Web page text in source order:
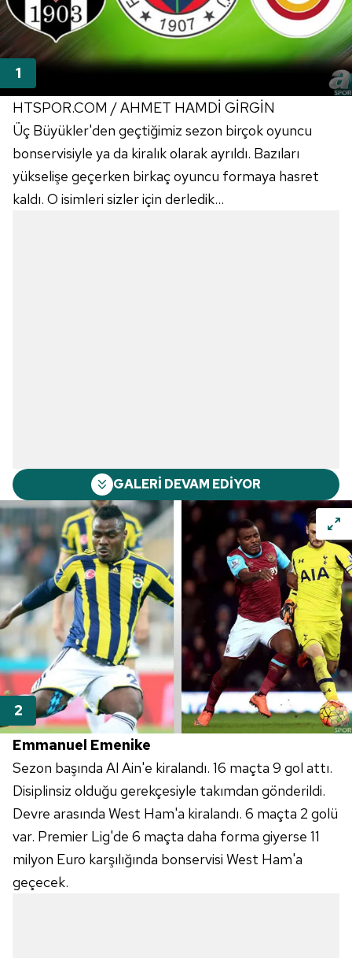
HTSPOR.COM / AHMET HAMDİ GİRGİN
Üç Büyükler'den geçtiğimiz sezon birçok oyuncu
bonservisiyle ya da kiralık olarak ayrıldı. Bazıları
yükselişe geçerken birkaç oyuncu formaya hasret
kaldı. O isimleri sizler için derledik...
GALERİ DEVAM EDİYOR
Emmanuel Emenike
Sezon başında Al Ain'e kiralandı. 16 maçta 9 gol attı.
Disiplinsiz olduğu gerekçesiyle takımdan gönderildi.
Devre arasında West Ham'a kiralandı. 6 maçta 2 golü
var. Premier Lig'de 6 maçta daha forma giyerse 11
milyon Euro karşılığında bonservisi West Ham'a
geçecek.